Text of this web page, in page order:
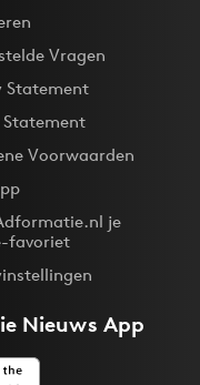
Vragen
Statement
Statement
Voorwaarden
je
favoriet
Nieuws App